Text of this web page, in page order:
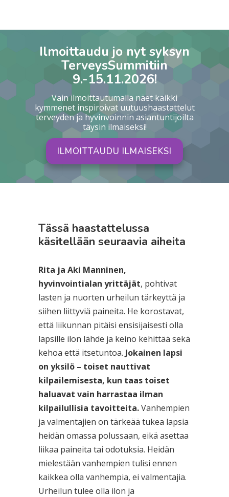
Ilmoittaudu jo nyt syksyn
TerveysSummitiin
9.-15.11.2026!
Vain ilmoittautumalla näet kaikki
kymmenet inspiroivat uutuushaastattelut
terveyden ja hyvinvoinnin asiantuntijoilta
täysin ilmaiseksi!
ILMOITTAUDU ILMAISEKSI
Tässä haastattelussa
käsitellään seuraavia aiheita
Rita ja Aki Manninen,
hyvinvointialan yrittäjät, pohtivat
lasten ja nuorten urheilun tärkeyttä ja
siihen liittyviä paineita. He korostavat,
että liikunnan pitäisi ensisijaisesti olla
lapsille ilon lähde ja keino kehittää sekä
kehoa että itsetuntoa. Jokainen lapsi
on yksilö – toiset nauttivat
kilpailemisesta, kun taas toiset
haluavat vain harrastaa ilman
kilpailullisia tavoitteita.Vanhempien
ja valmentajien on tärkeää tukea lapsia
heidän omassa polussaan, eikä asettaa
liikaa paineita tai odotuksia. Heidän
mielestään vanhempien tulisi ennen
kaikkea olla vanhempia, ei valmentajia.
Urheilun tulee olla ilon ja